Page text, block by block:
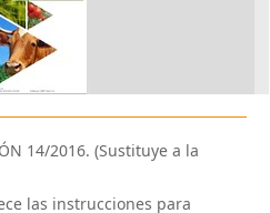
14/2016. (Sustituye a la
las instrucciones para